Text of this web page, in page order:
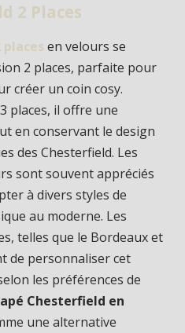
2 Places
en velours se
2 places, parfaite pour
créer un coin cosy.
places, il offre une
en conservant le design
des Chesterfield. Les
sont souvent appréciés
à divers styles de
au moderne. Les
telles que le Bordeaux et
de personnaliser cet
les préférences de
Chesterfield en
une alternative